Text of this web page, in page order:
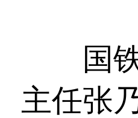
国铁
主任张